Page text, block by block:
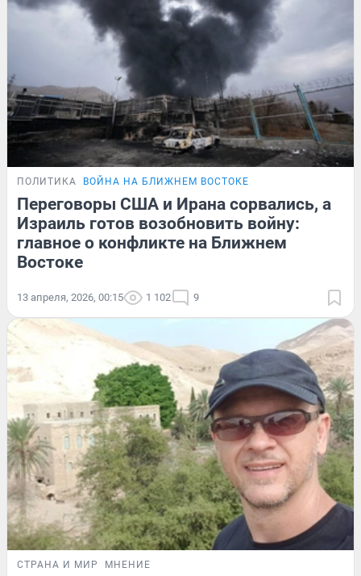
ПОЛИТИКА ВОЙНА НА БЛИЖНЕМ ВОСТОКЕ
Переговоры США и Ирана сорвались, а
Израиль готов возобновить войну:
главное о конфликте на Ближнем
Востоке
13 апреля, 2026, 00:15 1 102 9
СТРАНА И МИР МНЕНИЕ